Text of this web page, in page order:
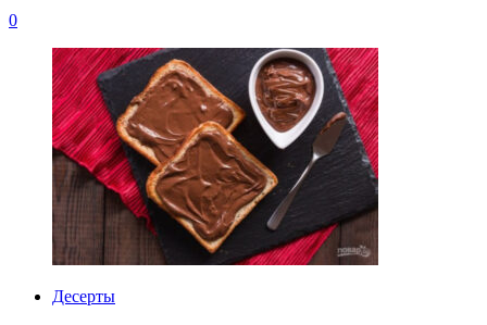
0
Десерты